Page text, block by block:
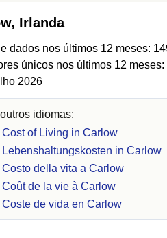
Irlanda
dados nos últimos 12 meses:
únicos nos últimos 12 meses:
2026
idiomas:
Cost of Living in Carlow
Lebenshaltungskosten in Carlow
Costo della vita a Carlow
Coût de la vie à Carlow
Coste de vida en Carlow